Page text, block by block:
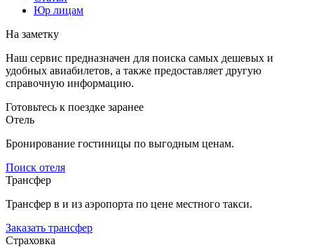
Юр лицам
На заметку
Наш сервис предназначен для поиска самых дешевых и
удобных авиабилетов, а также предоставляет другую
справочную информацию.
Готовьтесь к поездке заранее
Отель
Бронирование гостиницы по выгодным ценам.
Поиск отеля
Трансфер
Трансфер в и из аэропорта по цене местного такси.
Заказать трансфер
Страховка